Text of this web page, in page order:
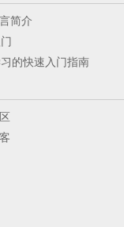
简介
的快速入门指南